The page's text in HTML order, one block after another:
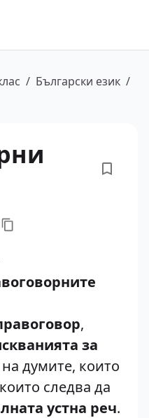
/ Български език /
,
за
на думите, които
следва да
устна реч.